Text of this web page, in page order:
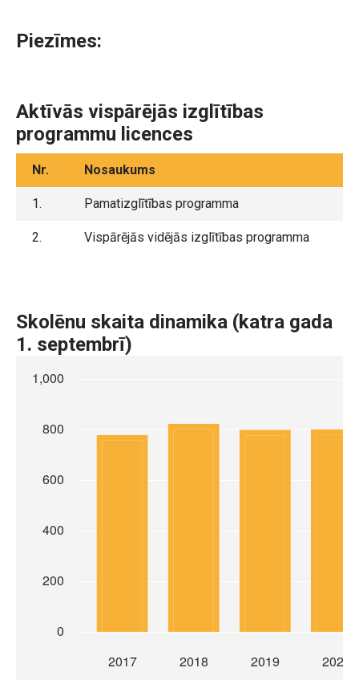
Piezīmes:
Aktīvās vispārējās izglītības
programmu licences
Nr. Nosaukums
1. Pamatizglītības programma
2. Vispārējās vidējās izglītības programma
Skolēnu skaita dinamika (katra gada
1. septembrī)